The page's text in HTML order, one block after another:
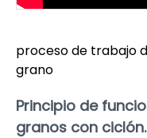
proceso de trabajo
grano
Principio de
granos con ciclón.